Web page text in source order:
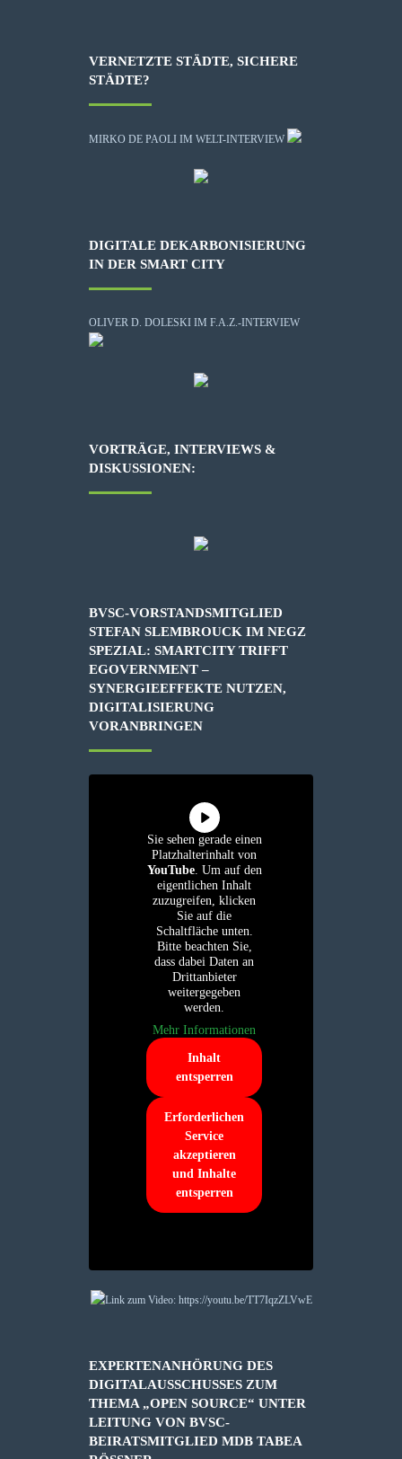
VERNETZTE STÄDTE, SICHERE
STÄDTE?
MIRKO DE PAOLI IM WELT-INTERVIEW
DIGITALE DEKARBONISIERUNG
IN DER SMART CITY
OLIVER D. DOLESKI IM F.A.Z.-INTERVIEW
VORTRÄGE, INTERVIEWS &
DISKUSSIONEN:
BVSC-VORSTANDSMITGLIED
STEFAN SLEMBROUCK IM NEGZ
SPEZIAL: SMARTCITY TRIFFT
EGOVERNMENT –
SYNERGIEEFFEKTE NUTZEN,
DIGITALISIERUNG
VORANBRINGEN
Sie sehen gerade einen
Platzhalterinhalt von
YouTube. Um auf den
eigentlichen Inhalt
zuzugreifen, klicken
Sie auf die
Schaltfläche unten.
Bitte beachten Sie,
dass dabei Daten an
Drittanbieter
weitergegeben
werden.
Mehr Informationen
Inhalt
entsperren
Erforderlichen
Service
akzeptieren
und Inhalte
entsperren
EXPERTENANHÖRUNG DES
DIGITALAUSSCHUSSES ZUM
THEMA „OPEN SOURCE“ UNTER
LEITUNG VON BVSC-
BEIRATSMITGLIED MDB TABEA